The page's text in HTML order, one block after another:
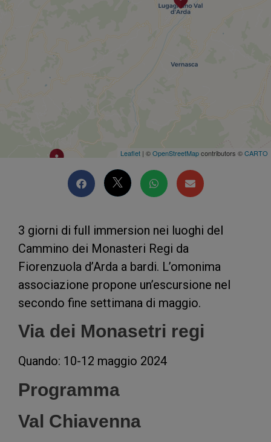
Leaflet | ©OpenStreetMapcontributors ©CARTO
3 giorni di full immersion nei luoghi del
Cammino dei Monasteri Regi da
Fiorenzuola d’Arda a bardi. L’omonima
associazione propone un’escursione nel
secondo fine settimana di maggio.
Via dei Monasetri regi
Quando: 10-12 maggio 2024
Programma
Val Chiavenna